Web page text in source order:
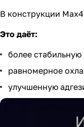
В конструкции
Это даёт:
более
равномерное
улучшенную